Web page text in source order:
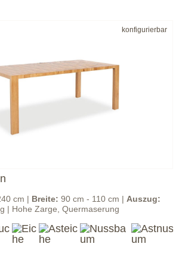
konfigurierbar
cm | Breite: 90 cm - 110 cm | Auszug:
| Hohe Zarge, Quermaserung